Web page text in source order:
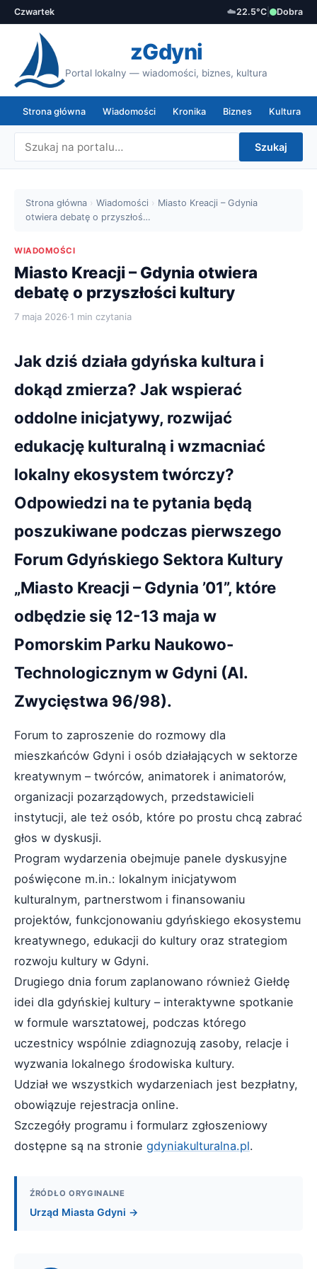
Czwartek ☁️22.5°C Dobra
zGdyni
Portal lokalny — wiadomości, biznes, kultura
Strona główna Wiadomości Kronika Biznes Kultura
Szukaj
Strona główna › Wiadomości › Miasto Kreacji – Gdynia
otwiera debatę o przyszłoś…
WIADOMOŚCI
Miasto Kreacji – Gdynia otwiera
debatę o przyszłości kultury
7 maja 2026·1 min czytania
Jak dziś działa gdyńska kultura i
dokąd zmierza? Jak wspierać
oddolne inicjatywy, rozwijać
edukację kulturalną i wzmacniać
lokalny ekosystem twórczy?
Odpowiedzi na te pytania będą
poszukiwane podczas pierwszego
Forum Gdyńskiego Sektora Kultury
„Miasto Kreacji – Gdynia ’01”, które
odbędzie się 12-13 maja w
Pomorskim Parku Naukowo-
Technologicznym w Gdyni (Al.
Zwycięstwa 96/98).
Forum to zaproszenie do rozmowy dla
mieszkańców Gdyni i osób działających w sektorze
kreatywnym – twórców, animatorek i animatorów,
organizacji pozarządowych, przedstawicieli
instytucji, ale też osób, które po prostu chcą zabrać
głos w dyskusji.
Program wydarzenia obejmuje panele dyskusyjne
poświęcone m.in.: lokalnym inicjatywom
kulturalnym, partnerstwom i finansowaniu
projektów, funkcjonowaniu gdyńskiego ekosystemu
kreatywnego, edukacji do kultury oraz strategiom
rozwoju kultury w Gdyni.
Drugiego dnia forum zaplanowano również Giełdę
idei dla gdyńskiej kultury – interaktywne spotkanie
w formule warsztatowej, podczas którego
uczestnicy wspólnie zdiagnozują zasoby, relacje i
wyzwania lokalnego środowiska kultury.
Udział we wszystkich wydarzeniach jest bezpłatny,
obowiązuje rejestracja online.
Szczegóły programu i formularz zgłoszeniowy
dostępne są na stronie gdyniakulturalna.pl.
ŹRÓDŁO ORYGINALNE
Urząd Miasta Gdyni →